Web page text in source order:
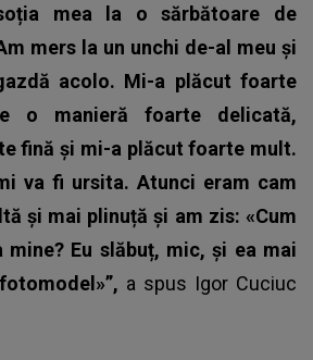
mea la o sărbătoare de
mers la un unchi de-al meu și
acolo. Mi-a plăcut foarte
o manieră foarte delicată,
fină și mi-a plăcut foarte mult.
va fi ursita. Atunci eram cam
și mai plinuță și am zis: «Cum
Eu slăbuț, mic, și ea mai
a spus Igor Cuciuc